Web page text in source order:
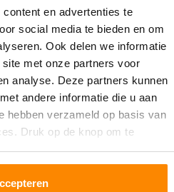
en advertenties te
social media te bieden en om
Ook delen we informatie
met onze partners voor
analyse. Deze partners kunnen
andere informatie die u aan
hebben verzameld op basis van
Druk op de knop om te
het doen!